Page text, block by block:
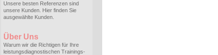
Unsere besten Referenzen sind
unsere Kunden. Hier finden Sie
ausgewählte Kunden.
Über Uns
Warum wir die Richtigen für Ihre
leistungsdiagnostischen Trainings-